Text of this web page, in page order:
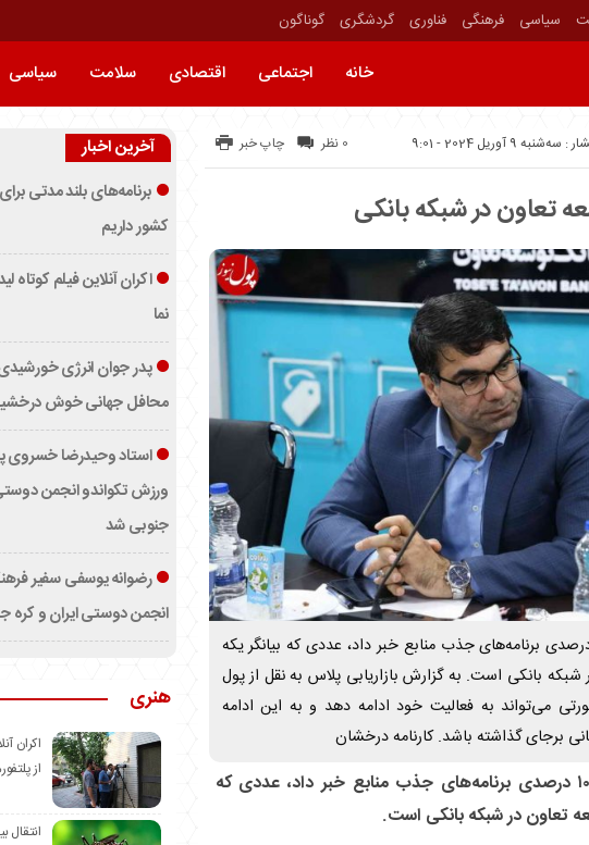
سیاسی فرهنگی فناوری گردشگری گوناگون
خانه اجتماعی اقتصادی سلامت سیاسی
9 آوریل 2024 - 9:01 چاپ خبر 0 نظر
تعاون در شبکه بانکی
حسینی از تحقق ۱۰۰ درصدی برنامه‌های جذب منابع خبر داد، عددی که بیانگر یکه
بانکی است. به گزارش بازاریابی پلاس به نقل از پول
می‌تواند به فعالیت خود ادامه دهد و به این ادامه
برجای گذاشته باشد. کارنامه درخشان
شیخ حسینی از تحقق ۱۰۰ درصدی برنامه‌های جذب منابع خبر داد، عددی که
تعاون در شبکه بانکی است.
آخرین اخبار
برنامه‌های بلند مدتی
کشور داریم
اکران آنلاین فیلم کوتاه
نما
پدر جوان انرژی خورشیدی
محافل جهانی خوش
استاد وحیدرضا خسروی
ورزش تکواندو انجمن
جنوبی شد
رضوانه یوسفی سفیر
انجمن دوستی ایران و کره
هنری
اکران
از
انتقال